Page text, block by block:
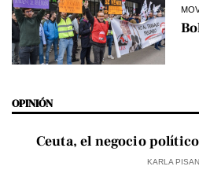
OPINIÓN
Ceuta, el negocio
KARLA